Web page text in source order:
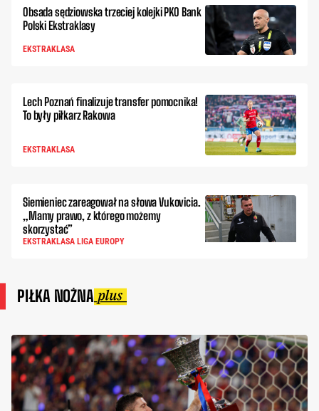
Obsada sędziowska trzeciej kolejki PKO Bank
Polski Ekstraklasy
EKSTRAKLASA
Lech Poznań finalizuje transfer pomocnika!
To były piłkarz Rakowa
EKSTRAKLASA
Siemieniec zareagował na słowa Vukovicia.
„Mamy prawo, z którego możemy
skorzystać”
EKSTRAKLASA LIGA EUROPY
PIŁKA NOŻNA